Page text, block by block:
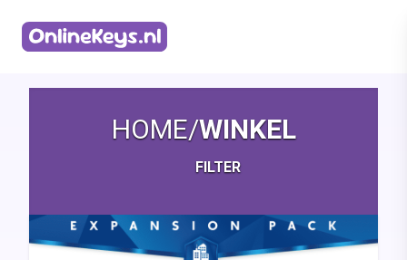
HOME/WINKEL
FILTER